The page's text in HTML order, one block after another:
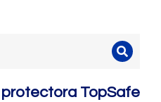
protectora TopSafe